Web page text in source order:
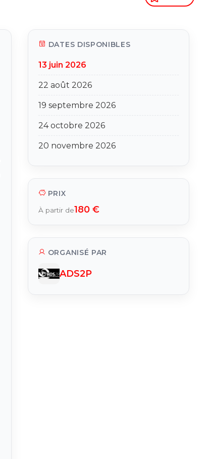
DATES DISPONIBLES
13 juin 2026
22 août 2026
19 septembre 2026
24 octobre 2026
20 novembre 2026
PRIX
À partir de180 €
ORGANISÉ PAR
ADS2P